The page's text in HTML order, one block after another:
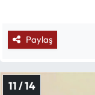
Paylaş
11 / 14